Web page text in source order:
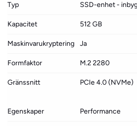
Typ SSD-enhet -
Kapacitet 512 GB
Maskinvarukryptering Ja
Formfaktor M.2 2280
Gränssnitt PCIe 4.0 (NVMe)
Egenskaper Performance